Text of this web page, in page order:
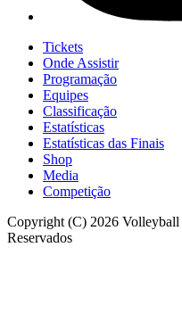
Tickets
Onde Assistir
Programação
Equipes
Classificação
Estatísticas
Estatísticas das Finais
Shop
Media
Competição
Copyright (C) 2026
Reservados